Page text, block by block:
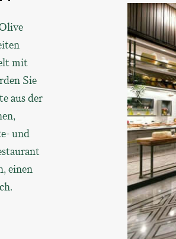
mit
Sie
aus der
und
einen